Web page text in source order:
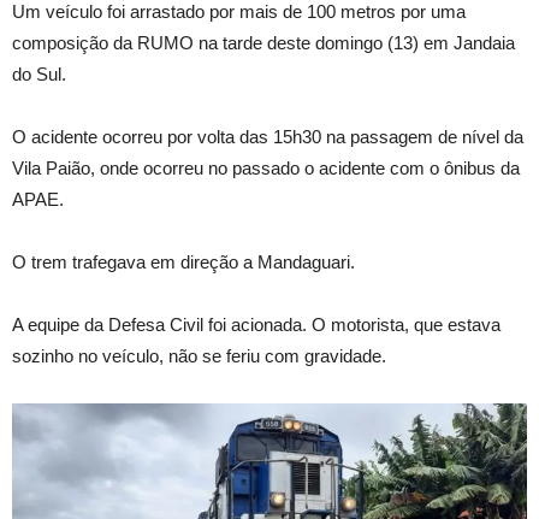
Um veículo foi arrastado por mais de 100 metros por uma
composição da RUMO na tarde deste domingo (13) em Jandaia
do Sul.
O acidente ocorreu por volta das 15h30 na passagem de nível da
Vila Paião, onde ocorreu no passado o acidente com o ônibus da
APAE.
O trem trafegava em direção a Mandaguari.
A equipe da Defesa Civil foi acionada. O motorista, que estava
sozinho no veículo, não se feriu com gravidade.